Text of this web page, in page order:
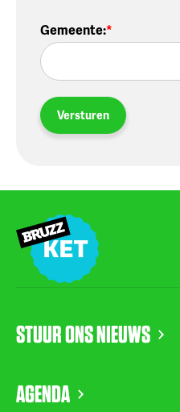
Gemeente:
Versturen
STUUR ONS NIEUWS
AGENDA